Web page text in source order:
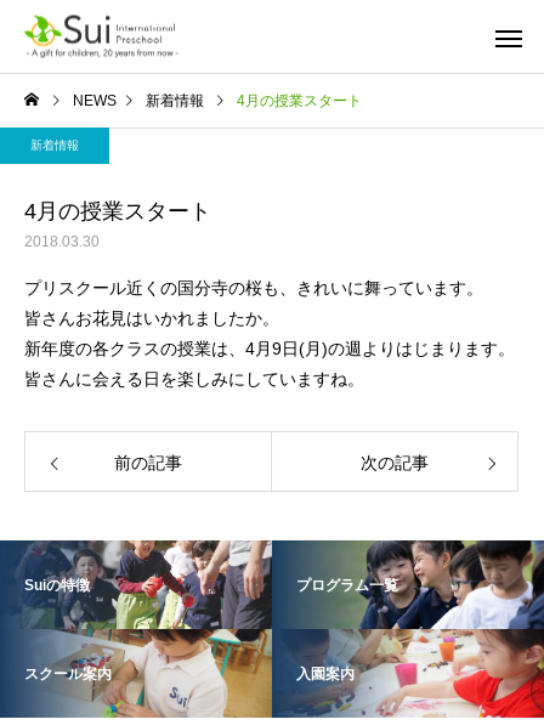
NEWS 新着情報 4月の授業スタート
新着情報
4月の授業スタート
2018.03.30
プリスクール近くの国分寺の桜も、きれいに舞っています。
皆さんお花見はいかれましたか。
新年度の各クラスの授業は、4月9日(月)の週よりはじまります。
皆さんに会える日を楽しみにしていますね。
前の記事 次の記事
Suiの特徴 プログラム一覧
スクール案内 入園案内